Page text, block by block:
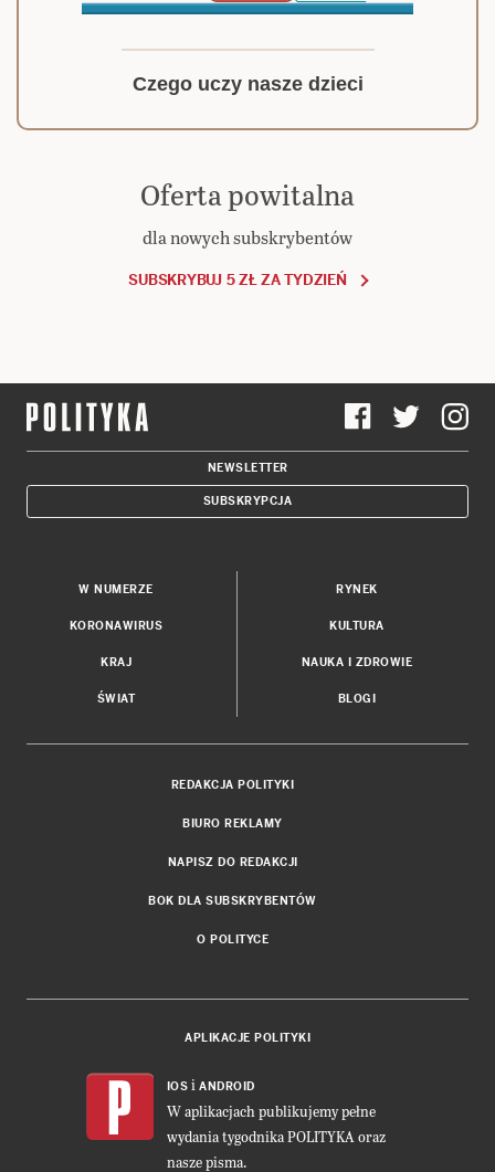
Czego uczy nasze dzieci
Oferta powitalna
dla nowych subskrybentów
SUBSKRYBUJ 5 ZŁ ZA TYDZIEŃ
NEWSLETTER
SUBSKRYPCJA
W NUMERZE
KORONAWIRUS
KRAJ
ŚWIAT
RYNEK
KULTURA
NAUKA I ZDROWIE
BLOGI
REDAKCJA POLITYKI
BIURO REKLAMY
NAPISZ DO REDAKCJI
BOK DLA SUBSKRYBENTÓW
O POLITYCE
APLIKACJE POLITYKI
IOS i ANDROID
W aplikacjach publikujemy pełne
wydania tygodnika POLITYKA oraz
nasze pisma.